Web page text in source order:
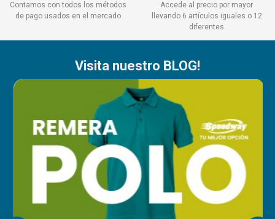
Contamos con todos los métodos
de pago usados en el mercado
Accede al precio por mayor
llevando 6 artículos iguales o 12
diferentes
Visita nuestro BLOG!